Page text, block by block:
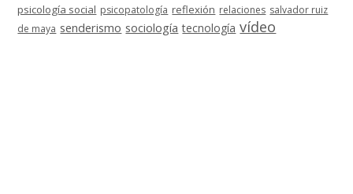
psicología social psicopatología reflexión relaciones salvador ruiz
de maya senderismo sociología tecnología vídeo